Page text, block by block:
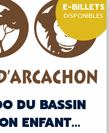
DU BASSIN
ENFANT...
E-BILLETS
DISPONIBLES